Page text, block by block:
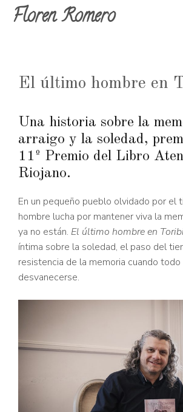
SaltarFloren Romero
El último hombre en
Una historia sobre la
arraigo y la soledad,
11º Premio del Libro
Riojano.
En un pequeño pueblo olvidado por el
hombre lucha por mantener viva la
ya no están. El último hombre en
íntima sobre la soledad, el paso del
resistencia de la memoria cuando todo
desvanecerse.